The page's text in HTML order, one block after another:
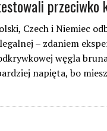
przeciwko
Czech i Niemiec
– zdaniem
węgla
napięta, bo